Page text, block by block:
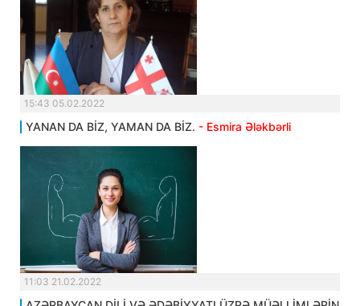
15:43 05.02.2022
YANAN DA BİZ, YAMAN DA BİZ. - Esmira Ələkbərli
11:03 21.02.2022